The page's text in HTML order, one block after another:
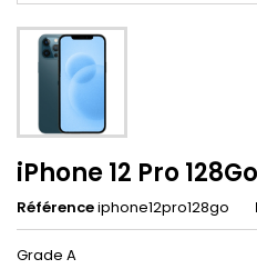
iPhone 12 Pro 128Go
Référenceiphone12pro128go
Grade A